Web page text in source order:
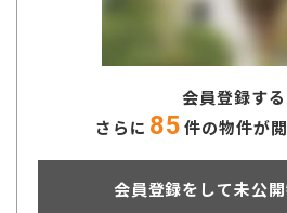
会員登録す
さらに 85 件の物件が
会員登録をして未公